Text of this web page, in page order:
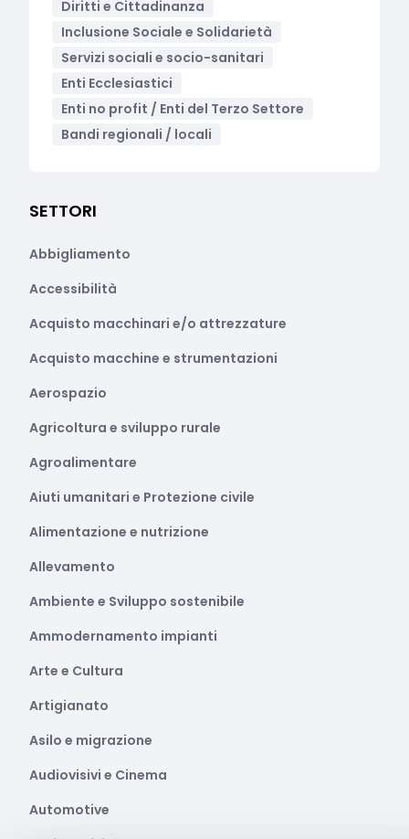
Diritti e Cittadinanza
Inclusione Sociale e Solidarietà
Servizi sociali e socio-sanitari
Enti Ecclesiastici
Enti no profit / Enti del Terzo Settore
Bandi regionali / locali
SETTORI
Abbigliamento
Accessibilità
Acquisto macchinari e/o attrezzature
Acquisto macchine e strumentazioni
Aerospazio
Agricoltura e sviluppo rurale
Agroalimentare
Aiuti umanitari e Protezione civile
Alimentazione e nutrizione
Allevamento
Ambiente e Sviluppo sostenibile
Ammodernamento impianti
Arte e Cultura
Artigianato
Asilo e migrazione
Audiovisivi e Cinema
Automotive